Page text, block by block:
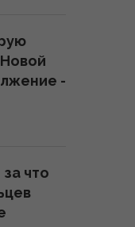
если
под
защита
-
что